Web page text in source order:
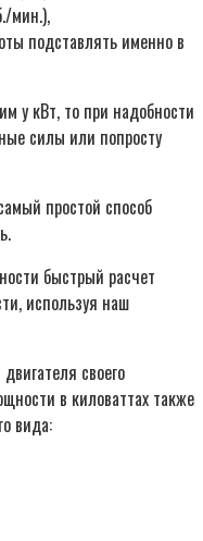
мин.),
подставлять именно в
у кВт, то при надобности
силы или попросту
простой способ
быстрый расчет
используя наш
своего
в киловаттах также
вида: